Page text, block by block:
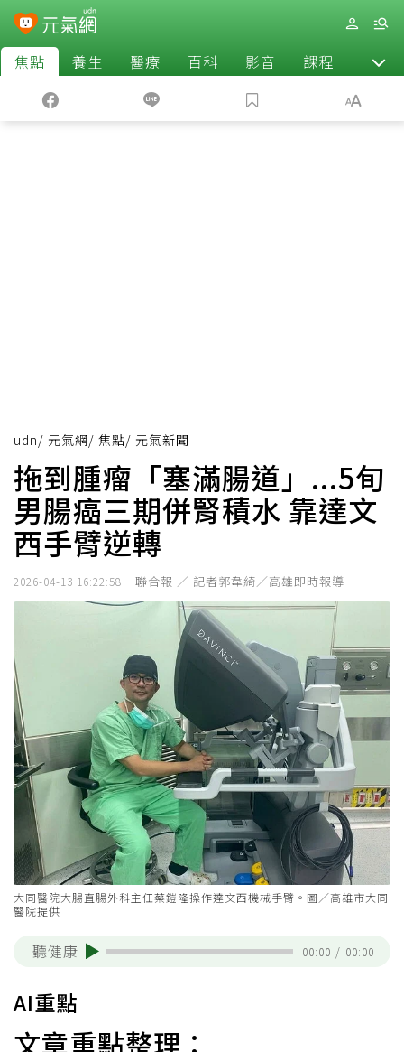
焦點 養生 醫療 百科 影音 課程 退休
udn/ 元氣網/ 焦點/ 元氣新聞
拖到腫瘤「塞滿腸道」...5旬
男腸癌三期併腎積水 靠達文
西手臂逆轉
2026-04-13 16:22:58 聯合報 ／ 記者郭韋綺／高雄即時報導
大同醫院大腸直腸外科主任蔡鎧隆操作達文西機械手臂。圖／高雄市大同
醫院提供
聽健康 00:00 / 00:00
AI重點
文章重點整理：